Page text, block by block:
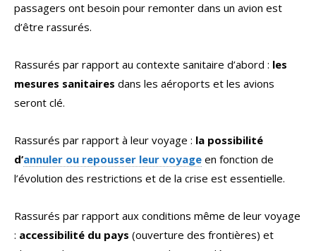
passagers ont besoin pour remonter dans un avion est
d’être rassurés.
Rassurés par rapport au contexte sanitaire d’abord : les
mesures sanitaires dans les aéroports et les avions
seront clé.
Rassurés par rapport à leur voyage : la possibilité
d’annuler ou repousser leur voyage en fonction de
l’évolution des restrictions et de la crise est essentielle.
Rassurés par rapport aux conditions même de leur voyage
: accessibilité du pays (ouverture des frontières) et